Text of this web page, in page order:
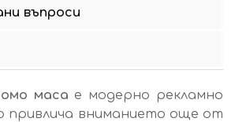
въпроси
маса е модерно рекламно
привлича вниманието още от